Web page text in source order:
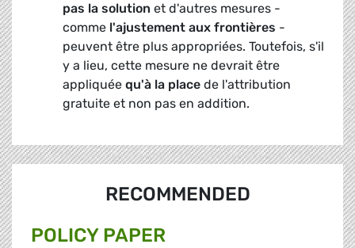
pas la solution et d'autres mesures -
comme l'ajustement aux frontières -
peuvent être plus appropriées. Toutefois, s'il
y a lieu, cette mesure ne devrait être
appliquée qu'à la place de l'attribution
gratuite et non pas en addition.
RECOMMENDED
POLICY PAPER